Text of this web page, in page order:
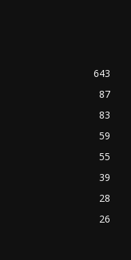
643
87
83
59
55
39
28
26